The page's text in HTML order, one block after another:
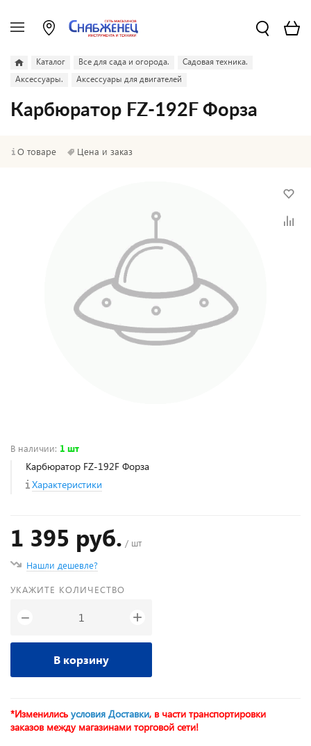
Каталог Все для сада и огорода.
Садовая техника.
Аксессуары.
Аксессуары для двигателей
Карбюратор FZ-192F Форза
О товаре Цена и заказ
В наличии: 1 шт
Карбюратор FZ-192F Форза
Характеристики
1 395 руб. / шт
Нашли дешевле?
УКАЖИТЕ КОЛИЧЕСТВО
− +
В корзину
*Изменились условия Доставки, в части транспортировки
заказов между магазинами торговой сети!